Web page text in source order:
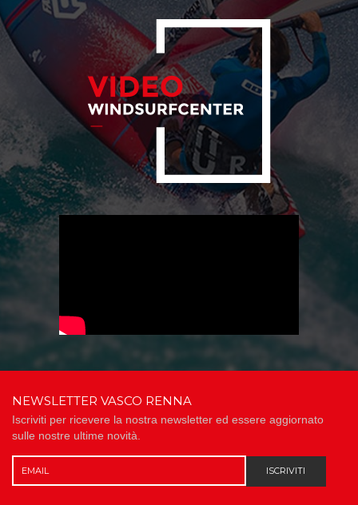
NEWSLETTER VASCO RENNA
Iscriviti per ricevere la nostra newsletter ed essere aggiornato
sulle nostre ultime novità.
ISCRIVITI